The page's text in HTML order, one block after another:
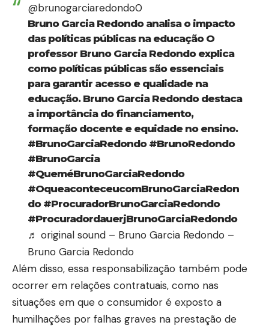
@brunogarciaredondo0
Bruno Garcia Redondo analisa o impacto
das políticas públicas na educação O
professor Bruno Garcia Redondo explica
como políticas públicas são essenciais
para garantir acesso e qualidade na
educação. Bruno Garcia Redondo destaca
a importância do financiamento,
formação docente e equidade no ensino.
#BrunoGarciaRedondo #BrunoRedondo
#BrunoGarcia
#QueméBrunoGarciaRedondo
#OqueaconteceucomBrunoGarciaRedon
do #ProcuradorBrunoGarciaRedondo
#ProcuradordauerjBrunoGarciaRedondo
♬ original sound – Bruno Garcia Redondo –
Bruno Garcia Redondo
Além disso, essa responsabilização também pode
ocorrer em relações contratuais, como nas
situações em que o consumidor é exposto a
humilhações por falhas graves na prestação de